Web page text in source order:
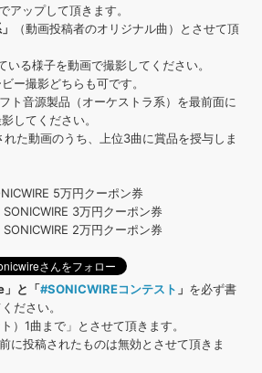
アップして頂きます。
（動画投稿者のオリジナル曲）とさせて頂
いる様子を動画で撮影してください。
ー撮影どちらも可です。
ト音源製品（オーケストラ系）を最前面に
してください。
た動画のうち、上位3曲に賞品を授与しま
5万円クーポン券
3万円クーポン券
2万円クーポン券
」と「#SONICWIREコンテスト 」 を必ず書
ださい。
）1曲まで」とさせて頂きます。
に投稿されたものは無効とさせて頂きま